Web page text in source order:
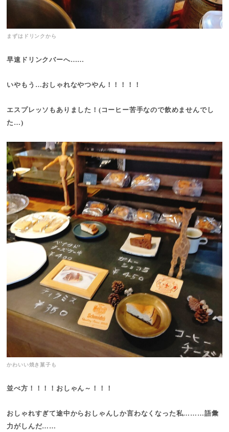
まずはドリンクから
早速ドリンクバーへ……
いやもう…おしゃれなやつやん！！！！！
エスプレッソもありました！(コーヒー苦手なので飲めませんでし
た…)
かわいい焼き菓子も
並べ方！！！！おしゃん～！！！
おしゃれすぎて途中からおしゃんしか言わなくなった私………語彙
力がしんだ……